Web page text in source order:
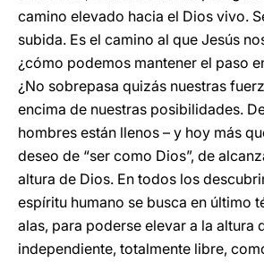
camino elevado hacia el Dios vivo.
subida. Es el camino al que Jesús
¿cómo podemos mantener el paso
¿No sobrepasa quizás nuestras
encima de nuestras posibilidades.
hombres están llenos – y hoy más
deseo de “ser como Dios”, de
altura de Dios. En todos los
espíritu humano se busca en último
alas, para poderse elevar a la altura
independiente, totalmente libre,